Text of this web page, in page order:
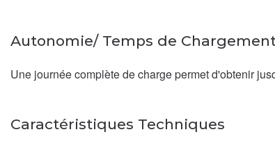
Autonomie/ Temps de
Une journée complète de charge permet d'obtenir
Caractéristiques Techniques